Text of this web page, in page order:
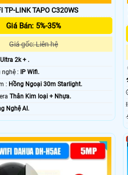
TP-LINK TAPO C320WS
Giá Bán: 5%-35%
Giá gốc: Liên hệ
Ultra 2k + .
⚛️ Tích hợp công nghệ : IP Wifi.
🌙 Video Ban Đêm : Hồng Ngoại 30m Starlight.
Thân Kim loại + Nhựa.
Nghệ AI.